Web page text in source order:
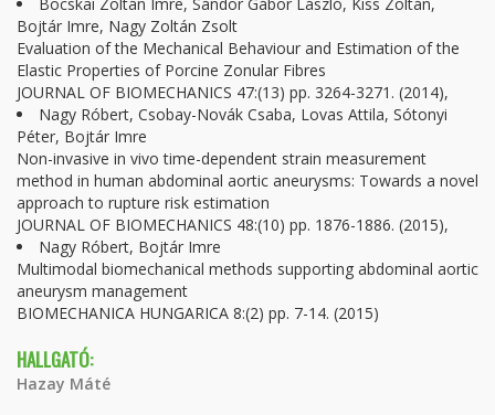
Bojtár Imre, Nagy Zoltán Zsolt
Evaluation of the Mechanical Behaviour and Estimation of the
Elastic Properties of Porcine Zonular Fibres
JOURNAL OF BIOMECHANICS 47:(13) pp. 3264-3271. (2014),
Nagy Róbert, Csobay-Novák Csaba, Lovas Attila, Sótonyi
Péter, Bojtár Imre
Non-invasive in vivo time-dependent strain measurement
method in human abdominal aortic aneurysms: Towards a novel
approach to rupture risk estimation
JOURNAL OF BIOMECHANICS 48:(10) pp. 1876-1886. (2015),
Nagy Róbert, Bojtár Imre
Multimodal biomechanical methods supporting abdominal aortic
aneurysm management
BIOMECHANICA HUNGARICA 8:(2) pp. 7-14. (2015)
HALLGATÓ:
Hazay Máté